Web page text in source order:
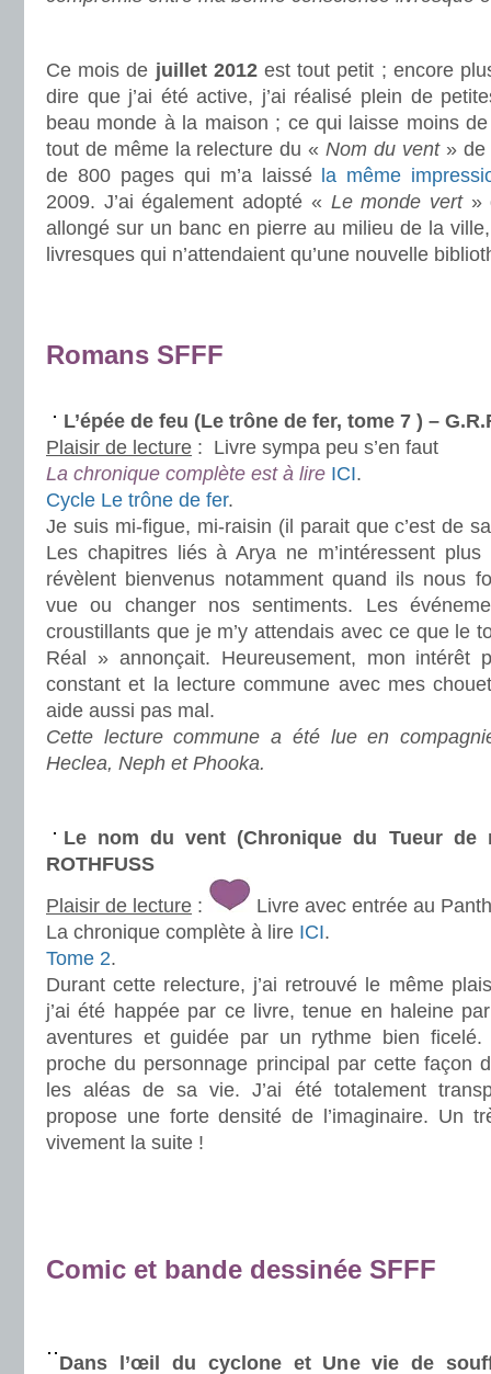
Ce mois de juillet 2012est tout petit ; encore
dire que j’ai été active, j’ai réalisé plein de
beau monde à la maison ; ce qui laisse moins
tout de même la relecture du «Nom du vent» de
de 800 pages qui m’a laissé la même
2009. J’ai également adopté « Le monde vert»
allongé sur un banc en pierre au milieu de la
livresques qui n’attendaient qu’une nouvelle
Romans SFFF
L’épée de feu (Le trône de fer, tome 7 ) –
Plaisir de lecture : Livre sympa peu s’en faut
La chronique complète est à lire ICI.
Cycle Le trône de fer.
Je suis mi-figue, mi-raisin (il parait que c’est de
Les chapitres liés à Arya ne m’intéressent plus
révèlent bienvenus notamment quand ils nous
vue ou changer nos sentiments. Les
croustillants que je m’y attendais avec ce que le
Réal » annonçait. Heureusement, mon intérêt
constant et la lecture commune avec mes
aide aussi pas mal.
Cette lecture commune a été lue en
Heclea, Neph et Phooka.
Le nom du vent (Chronique du Tueur de
ROTHFUSS
Plaisir de lecture :
Livre avec entrée au
La chronique complète à lire ICI.
Tome 2.
Durant cette relecture, j’ai retrouvé le même
j’ai été happée par ce livre, tenue en haleine
aventures et guidée par un rythme bien
proche du personnage principal par cette façon
les aléas de sa vie. J’ai été totalement
propose une forte densité de l’imaginaire. Un
vivement la suite !
Comic et bande dessinée SFFF
Dans l’œil du cyclone et Une vie de